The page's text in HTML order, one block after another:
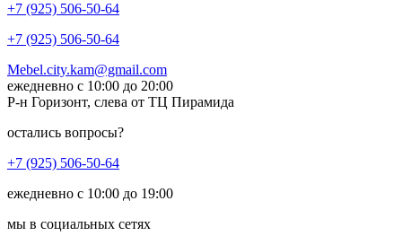
+7 (925) 506-50-64
+7 (925) 506-50-64
Mebel.city.kam@gmail.com
ежедневно с 10:00 до 20:00
Р-н Горизонт, слева от ТЦ Пирамида
остались вопросы?
+7 (925) 506-50-64
ежедневно с 10:00 до 19:00
мы в социальных сетях